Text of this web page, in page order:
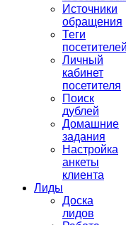
Источники
обращения
Теги
посетителей
Личный
кабинет
посетителя
Поиск
дублей
Домашние
задания
Настройка
анкеты
клиента
Лиды
Доска
лидов